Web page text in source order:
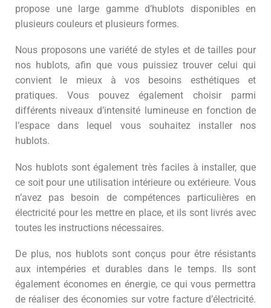
propose une large gamme d’hublots disponibles en
plusieurs couleurs et plusieurs formes.
Nous proposons une variété de styles et de tailles pour
nos hublots, afin que vous puissiez trouver celui qui
convient le mieux à vos besoins esthétiques et
pratiques. Vous pouvez également choisir parmi
différents niveaux d’intensité lumineuse en fonction de
l’espace dans lequel vous souhaitez installer nos
hublots.
Nos hublots sont également très faciles à installer, que
ce soit pour une utilisation intérieure ou extérieure. Vous
n’avez pas besoin de compétences particulières en
électricité pour les mettre en place, et ils sont livrés avec
toutes les instructions nécessaires.
De plus, nos hublots sont conçus pour être résistants
aux intempéries et durables dans le temps. Ils sont
également économes en énergie, ce qui vous permettra
de réaliser des économies sur votre facture d’électricité.